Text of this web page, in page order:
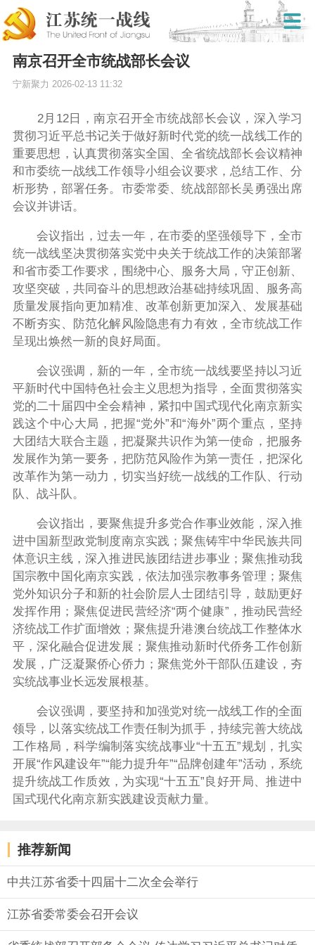
南京召开全市统战部长会议
宁新聚力 2026-02-13 11:32
2月12日，南京召开全市统战部长会议，深入学习
贯彻习近平总书记关于做好新时代党的统一战线工作的
重要思想，认真贯彻落实全国、全省统战部长会议精神
和市委统一战线工作领导小组会议要求，总结工作、分
析形势，部署任务。市委常委、统战部部长吴勇强出席
会议并讲话。
会议指出，过去一年，在市委的坚强领导下，全市
统一战线坚决贯彻落实党中央关于统战工作的决策部署
和省市委工作要求，围绕中心、服务大局，守正创新、
攻坚突破，共同奋斗的思想政治基础持续巩固、服务高
质量发展指向更加精准、改革创新更加深入、发展基础
不断夯实、防范化解风险隐患有力有效，全市统战工作
呈现出焕然一新的良好局面。
会议强调，新的一年，全市统一战线要坚持以习近
平新时代中国特色社会主义思想为指导，全面贯彻落实
党的二十届四中全会精神，紧扣中国式现代化南京新实
践这个中心大局，把握“党外”和“海外”两个重点，坚持
大团结大联合主题，把凝聚共识作为第一使命，把服务
发展作为第一要务，把防范风险作为第一责任，把深化
改革作为第一动力，切实当好统一战线的工作队、行动
队、战斗队。
会议指出，要聚焦提升多党合作事业效能，深入推
进中国新型政党制度南京实践；聚焦铸牢中华民族共同
体意识主线，深入推进民族团结进步事业；聚焦推动我
国宗教中国化南京实践，依法加强宗教事务管理；聚焦
党外知识分子和新的社会阶层人士团结引导，鼓励更好
发挥作用；聚焦促进民营经济“两个健康”，推动民营经
济统战工作扩面增效；聚焦提升港澳台统战工作整体水
平，深化融合促进发展；聚焦推动新时代侨务工作创新
发展，广泛凝聚侨心侨力；聚焦党外干部队伍建设，夯
实统战事业长远发展根基。
会议强调，要坚持和加强党对统一战线工作的全面
领导，以落实统战工作责任制为抓手，持续完善大统战
工作格局，科学编制落实统战事业“十五五”规划，扎实
开展“作风建设年”“能力提升年”“品牌创建年”活动，系统
提升统战工作质效，为实现“十五五”良好开局、推进中
国式现代化南京新实践建设贡献力量。
推荐新闻
中共江苏省委十四届十二次全会举行
江苏省委常委会召开会议